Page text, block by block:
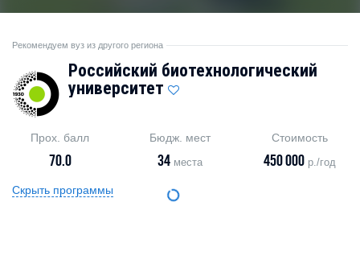
Рекомендуем вуз из другого региона
Российский биотехнологический
университет
Прох. балл
70.0
Бюдж. мест
34места
Стоимость
450 000 р./год
Скрыть программы